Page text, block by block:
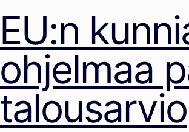
EU:n
ohjelmaa
talousarvio